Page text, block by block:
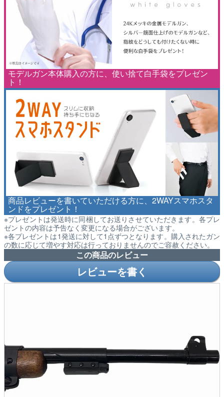
モデルガン本体購入の方に、使い捨て白手袋をプレゼン
ト！
商品レビューを書いていただける方に、2WAYスマホスタ
ンドをプレゼント！
※プレゼントは発送時に同梱してお送りさせていただきます。各プレ
ゼントの内容は予告なく変更になる場合がございます。
※各プレゼントは1発送に対して1点ずつとなります。購入されたガン
の数に応じて増やす対応は行っておりませんのでご容赦ください。
この商品のレビュー
レビューを書く